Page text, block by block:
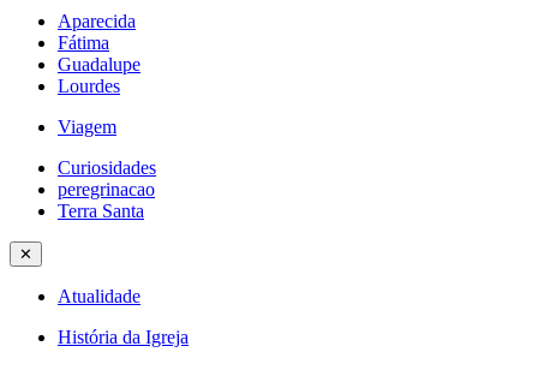
Aparecida
Fátima
Guadalupe
Lourdes
Viagem
Curiosidades
peregrinacao
Terra Santa
✕
Atualidade
História da Igreja